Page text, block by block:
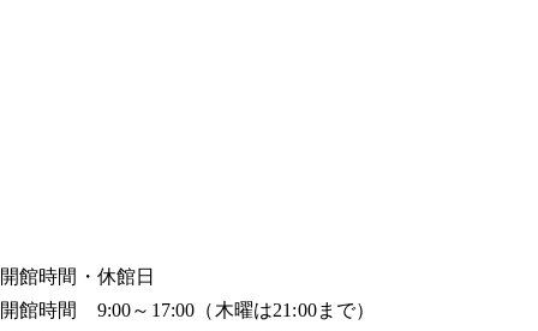
開館時間・休館日
開館時間 9:00～17:00（木曜は21:00まで）